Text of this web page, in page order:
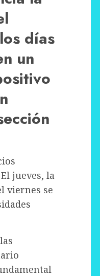
días
un
jueves, la
viernes se